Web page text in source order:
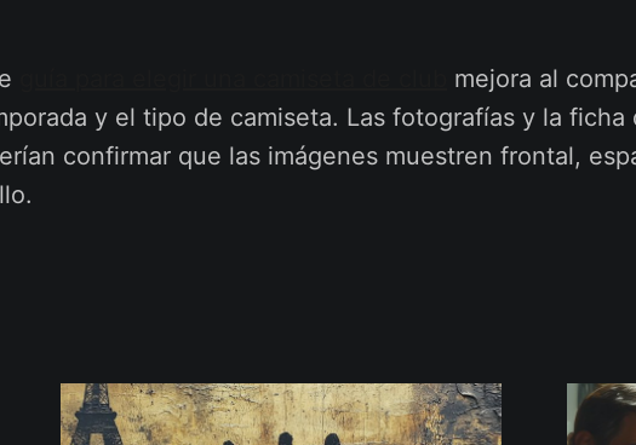
mejora al
y el tipo de camiseta. Las fotografías y la ficha
confirmar que las imágenes muestren frontal,